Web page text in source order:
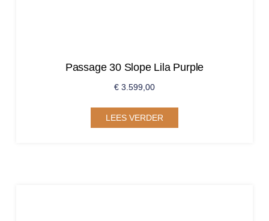
Passage 30 Slope Lila Purple
€ 3.599,00
LEES VERDER